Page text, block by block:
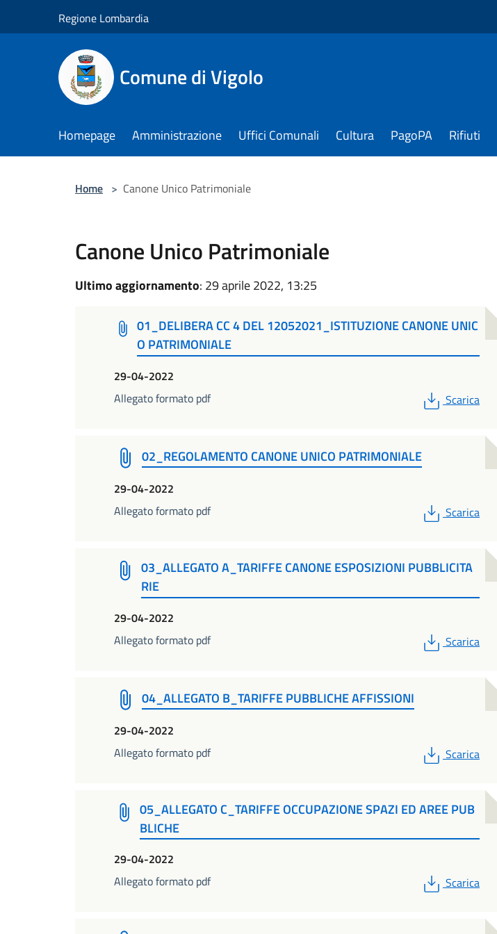
Regione Lombardia
Comune di Vigolo
Homepage Amministrazione Uffici Comunali Cultura PagoPA Rifiuti
Home > Canone Unico Patrimoniale
Canone Unico Patrimoniale
Ultimo aggiornamento: 29 aprile 2022, 13:25
01_DELIBERA CC 4 DEL 12052021_ISTITUZIONE CANONE UNIC
O PATRIMONIALE
29-04-2022
Allegato formato pdf
PDF
Scarica
02_REGOLAMENTO CANONE UNICO PATRIMONIALE
29-04-2022
Allegato formato pdf
PDF
Scarica
03_ALLEGATO A_TARIFFE CANONE ESPOSIZIONI PUBBLICITA
RIE
29-04-2022
Allegato formato pdf
PDF
Scarica
04_ALLEGATO B_TARIFFE PUBBLICHE AFFISSIONI
29-04-2022
Allegato formato pdf
PDF
Scarica
05_ALLEGATO C_TARIFFE OCCUPAZIONE SPAZI ED AREE PUB
BLICHE
29-04-2022
Allegato formato pdf
PDF
Scarica